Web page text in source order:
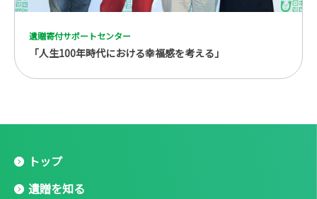
遺贈寄付サポートセンター
「人生100年時代における幸福感を考える」
トップ
遺贈を知る